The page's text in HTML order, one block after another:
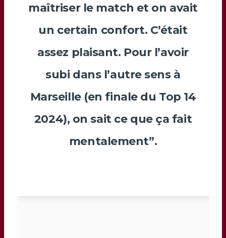
maîtriser le match et on avait
un certain confort. C’était
assez plaisant. Pour l’avoir
subi dans l’autre sens à
Marseille (en finale du Top 14
2024), on sait ce que ça fait
mentalement”.